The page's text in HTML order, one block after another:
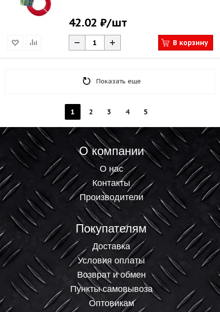
42.02 ₽/шт
В корзину
Показать еще
1 2 3 4 5
О компании
О нас
Контакты
Производители
Покупателям
Доставка
Условия оплаты
Возврат и обмен
Пункты самовывоза
Оптовикам